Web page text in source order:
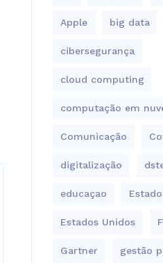
Apple big data
cibersegurança
cloud computing
computação em
Comunicação
digitalização
educaçao Estado
Estados Unidos
Gartner gestão